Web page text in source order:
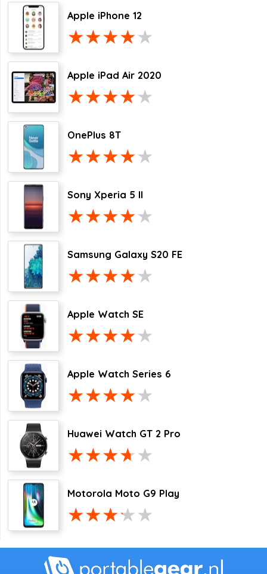
Apple iPhone 12
Apple iPad Air 2020
OnePlus 8T
Sony Xperia 5 II
Samsung Galaxy S20 FE
Apple Watch SE
Apple Watch Series 6
Huawei Watch GT 2 Pro
Motorola Moto G9 Play